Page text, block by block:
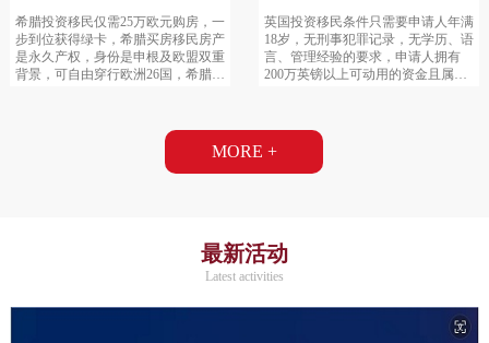
希腊投资移民仅需25万欧元购房，一
步到位获得绿卡，希腊买房移民房产
是永久产权，身份是申根及欧盟双重
背景，可自由穿行欧洲26国，希腊购
申请要求最简单，无需证明学历、管
英国投资移民条件只需要申请人年满
18岁，无刑事犯罪记录，无学历、语
言、管理经验的要求，申请人拥有
200万英镑以上可动用的资金且属于
投资。
MORE +
最新活动
Latest activities